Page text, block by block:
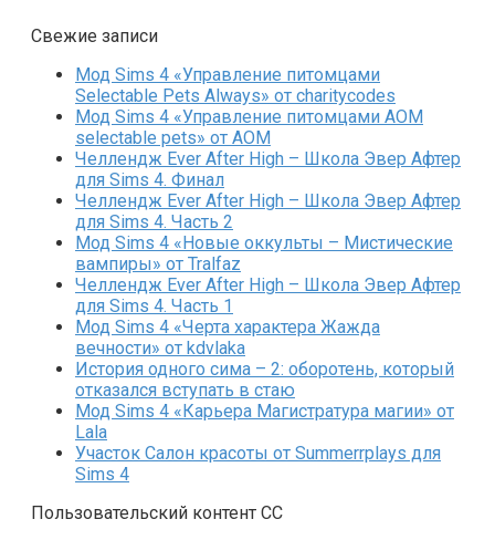
Свежие записи
Мод Sims 4 «Управление питомцами
Selectable Pets Always» от charitycodes
Мод Sims 4 «Управление питомцами AOM
selectable pets» от AOM
Челлендж Ever After High – Школа Эвер Афтер
для Sims 4. Финал
Челлендж Ever After High – Школа Эвер Афтер
для Sims 4. Часть 2
Мод Sims 4 «Новые оккульты – Мистические
вампиры» от Tralfaz
Челлендж Ever After High – Школа Эвер Афтер
для Sims 4. Часть 1
Мод Sims 4 «Черта характера Жажда
вечности» от kdvlaka
История одного сима – 2: оборотень, который
отказался вступать в стаю
Мод Sims 4 «Карьера Магистратура магии» от
Lala
Участок Салон красоты от Summerrplays для
Sims 4
Пользовательский контент СС